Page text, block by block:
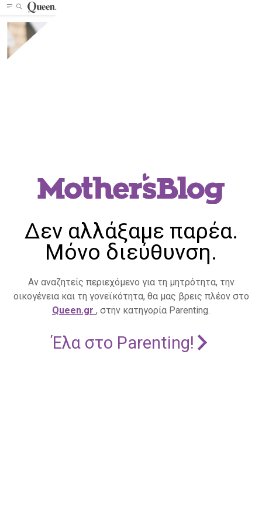
Δεν αλλάξαμε παρέα.
Μόνο διεύθυνση.
Αν αναζητείς περιεχόμενο για τη μητρότητα, την
οικογένεια και τη γονεϊκότητα, θα μας βρεις πλέον στο
Queen.gr , στην κατηγορία Parenting.
Έλα στο Parenting!